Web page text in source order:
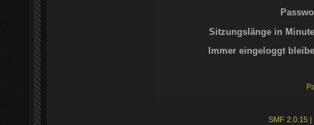
Sitzungslänge in
Immer eingeloggt
SMF 2.0.15 |